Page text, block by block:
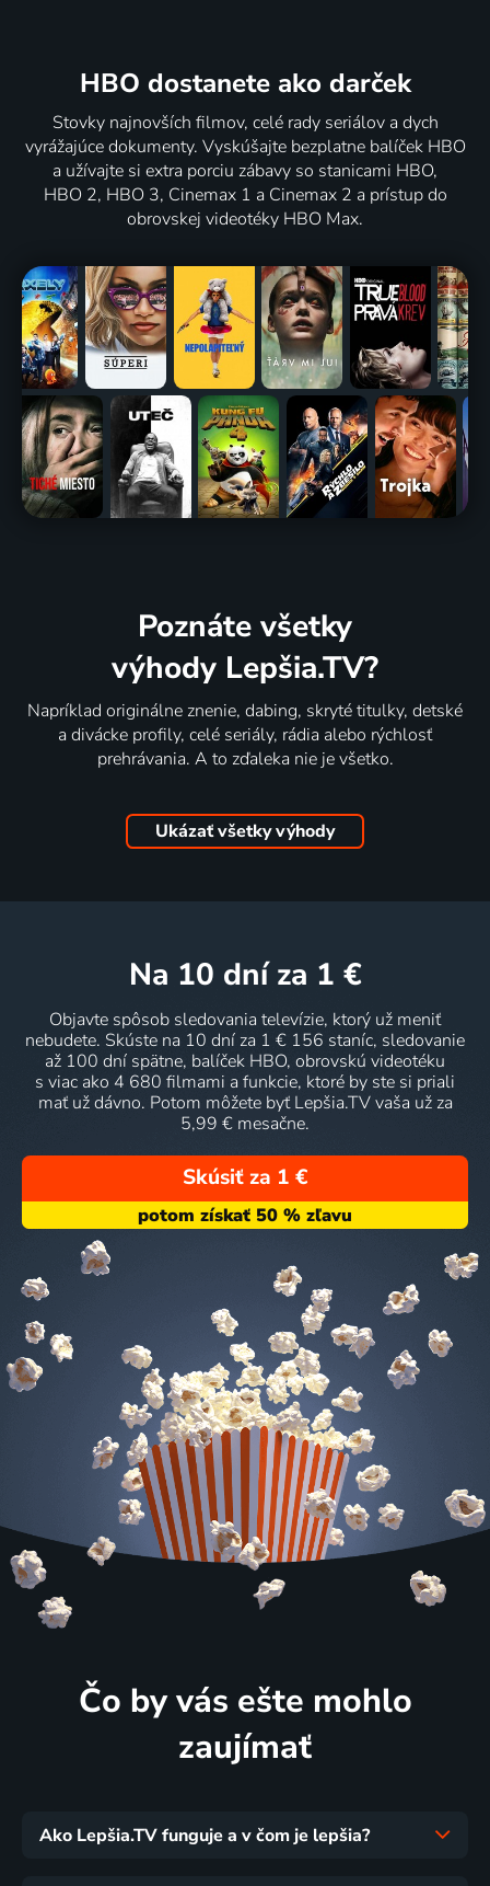
HBO dostanete ako darček
Stovky najnovších filmov, celé rady seriálov a dych
vyrážajúce dokumenty. Vyskúšajte bezplatne balíček HBO
a užívajte si extra porciu zábavy so stanicami HBO,
HBO 2, HBO 3, Cinemax 1 a Cinemax 2 a prístup do
obrovskej videotéky HBO Max.
Poznáte všetky
výhody Lepšia.TV?
Napríklad originálne znenie, dabing, skryté titulky, detské
a divácke profily, celé seriály, rádia alebo rýchlosť
prehrávania. A to zďaleka nie je všetko.
Ukázať všetky výhody
na 10 dní za 1 €
Objavte spôsob sledovania televízie, ktorý už meniť
nebudete. Skúste na 10 dní za 1 € 156 staníc, sledovanie
až 100 dní spätne, balíček HBO, obrovskú videotéku
s viac ako 4 680 filmami a funkcie, ktoré by ste si priali
mať už dávno. Potom môžete byť Lepšia.TV vaša už za
5,99 € mesačne.
Skúsiť za 1 €
Čo by vás ešte mohlo
zaujímať
Ako Lepšia.TV funguje a v čom je lepšia?